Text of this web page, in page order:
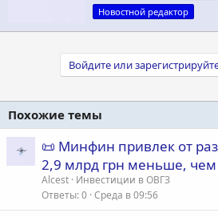
рНовостной редактор
Войдите или
Похожие темы
📜 Минфин привлек от
2,9 млрд грн меньше,
Alcest Инвестиции в ОВГЗ
Ответы 0 Среда в 09:56